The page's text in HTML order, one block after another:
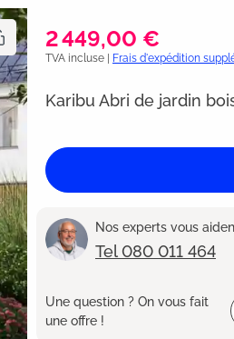
2 449,00 €
TVA incluse | Frais d'expédition
Karibu Abri de jardin
Nos experts vous
Tel 080 011 464
Une question ? On vous fait
une offre !